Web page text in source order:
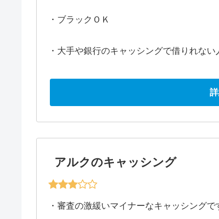
・ブラックＯＫ
・大手や銀行のキャッシングで借りれない
アルクのキャッシング
・審査の激緩いマイナーなキャッシングで